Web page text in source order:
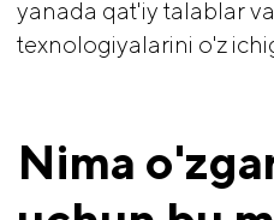
yanada qat'iy talablar
texnologiyalarini o'z
Nima